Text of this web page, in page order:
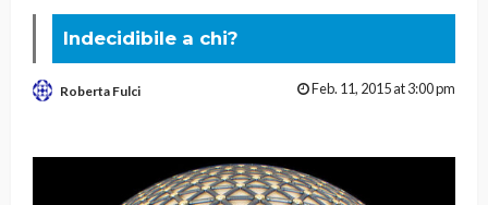
Indecidibile a chi?
Roberta Fulci Feb. 11, 2015 at 3:00 pm